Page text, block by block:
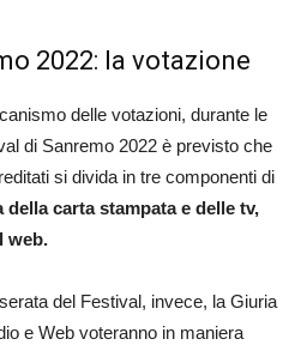
2022: la votazione
delle votazioni, durante le
di Sanremo 2022 è previsto che
si divida in tre componenti di
della carta stampata e delle tv,
web.
del Festival, invece, la Giuria
e Web voteranno in maniera